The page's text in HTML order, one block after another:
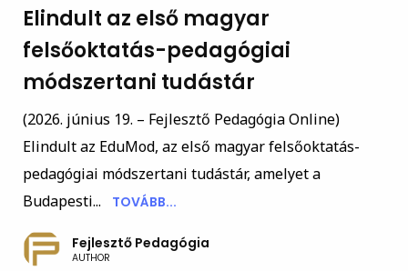
Elindult az első magyar
felsőoktatás-pedagógiai
módszertani tudástár
(2026. június 19. – Fejlesztő Pedagógia Online)
Elindult az EduMod, az első magyar felsőoktatás-
pedagógiai módszertani tudástár, amelyet a
Budapesti...
TOVÁBB...
Fejlesztő Pedagógia
AUTHOR